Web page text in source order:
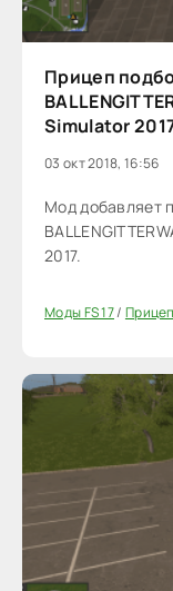
Прицеп
Simulator
03 окт 2018, 16:56
Мод добавляет
2017.
Моды FS 17/